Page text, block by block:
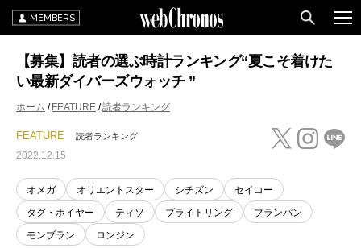
MEMBERS
【募集】読者の選ぶ時計ランキング“夏こそ着けた
い最新ダイバーズウォッチ ”
ホーム FEATURE 読者ランキング
FEATURE 読者ランキング
2022.12.15
オメガ オリエントスター シチズン
セイコー
タグ・ホイヤー
ティソ ブライトリング
ブランパン
モンブラン
ロンジン